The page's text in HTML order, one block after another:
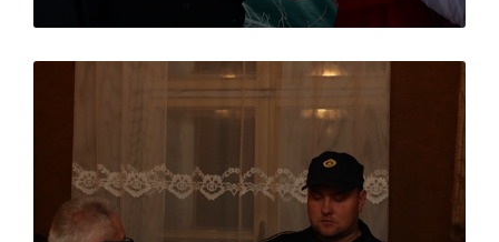
Pročitajte